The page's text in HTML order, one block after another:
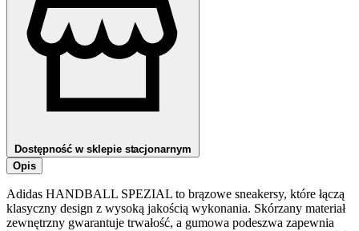
Dostępność w sklepie stacjonarnym
Opis
Adidas HANDBALL SPEZIAL to brązowe sneakersy, które łączą
klasyczny design z wysoką jakością wykonania. Skórzany materiał
zewnętrzny gwarantuje trwałość, a gumowa podeszwa zapewnia